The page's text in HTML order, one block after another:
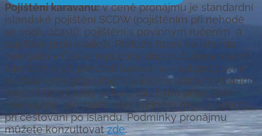
Pojištění karavanu:v ceně pronájmu je standardní
islandské pojištění SCDW (pojištěním při nehodě
se spoluúčastí), pojištění s povinným ručením a
pojištění proti krádeži. Protože řízení na Islandu
není jako v České republice doporučujeme našim
klientům si při převzetí karavanu v autopůjčovně
sjednat extra připojištění. Silnice a klima na Islandu
hrají při řízení vždy velkou roli. Extra připojištění
není nutné, ale zajistí vám klidnější mysl a pohodu
při cestování po Islandu. Podmínky pronájmu
můžete konzultovatzde.